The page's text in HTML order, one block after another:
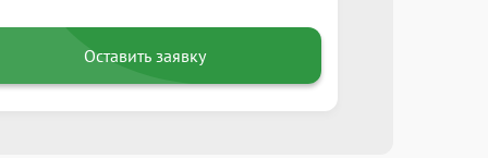
Оставить заявку